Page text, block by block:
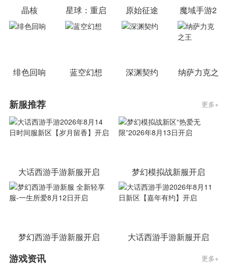
晶核 星球：重启 原始征途 魔域手游2
绯色回响 蓝空幻想 深渊契约
纳萨力克之
新服推荐 更多+
大话西游手游新服开启 梦幻模拟战新服开启
梦幻西游手游新服开启 大话西游手游新服开启
游戏资讯 更多+